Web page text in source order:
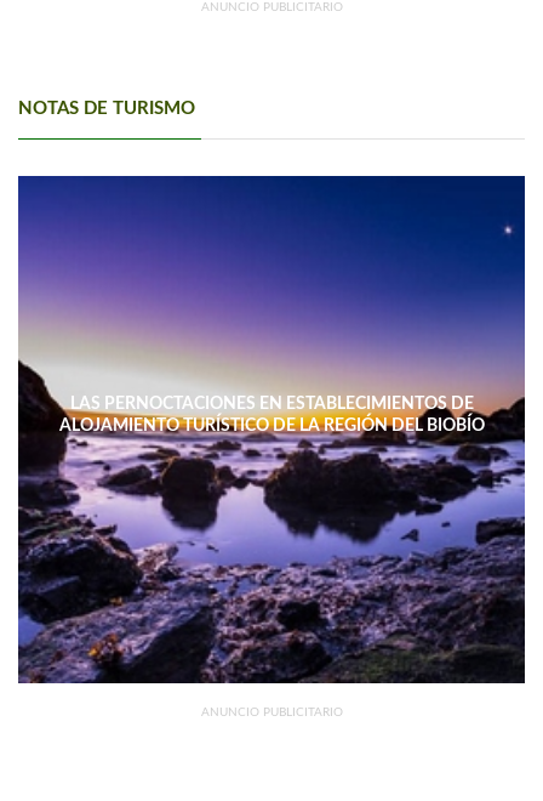
ANUNCIO PUBLICITARIO
NOTAS DE TURISMO
LAS PERNOCTACIONES EN ESTABLECIMIENTOS DE
ALOJAMIENTO TURÍSTICO DE LA REGIÓN DEL BIOBÍO
DISMINUYERON 15,4% INTERANUAL
ANUNCIO PUBLICITARIO